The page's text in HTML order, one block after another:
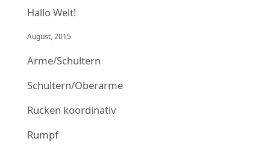
Hallo Welt!
August, 2015
Arme/Schultern
Schultern/Oberarme
Rücken koordinativ
Rumpf